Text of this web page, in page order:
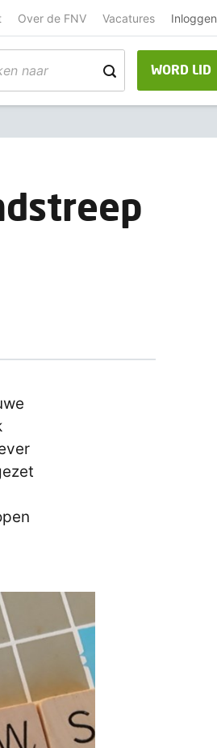
Over de FNV Vacatures Inloggen
WORD LID